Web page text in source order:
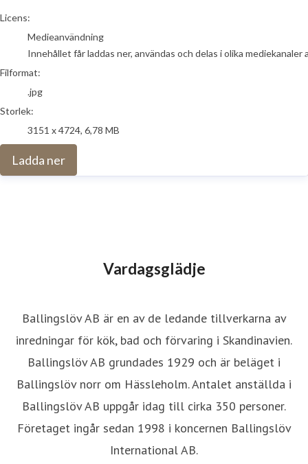
go to media item
Licens:
Medieanvändning
Innehållet får laddas ner, användas och delas i olika
Filformat:
.jpg
Storlek:
3151 x 4724, 6,78 MB
Ladda ner
Vardagsglädje
Ballingslöv AB är en av de ledande tillverkarna av
inredningar för kök, bad och förvaring i Skandinavien.
Ballingslöv AB grundades 1929 och är beläget i
Ballingslöv norr om Hässleholm. Antalet anställda i
Ballingslöv AB uppgår idag till cirka 350 personer.
Företaget ingår sedan 1998 i koncernen Ballingslöv
International AB.